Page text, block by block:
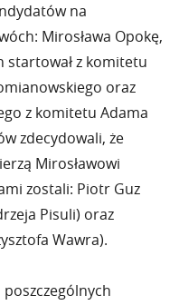
na
Mirosława Opokę,
z komitetu
oraz
z komitetu Adama
zdecydowali, że
Mirosławowi
zostali: Piotr Guz
Pisuli) oraz
Wawra).